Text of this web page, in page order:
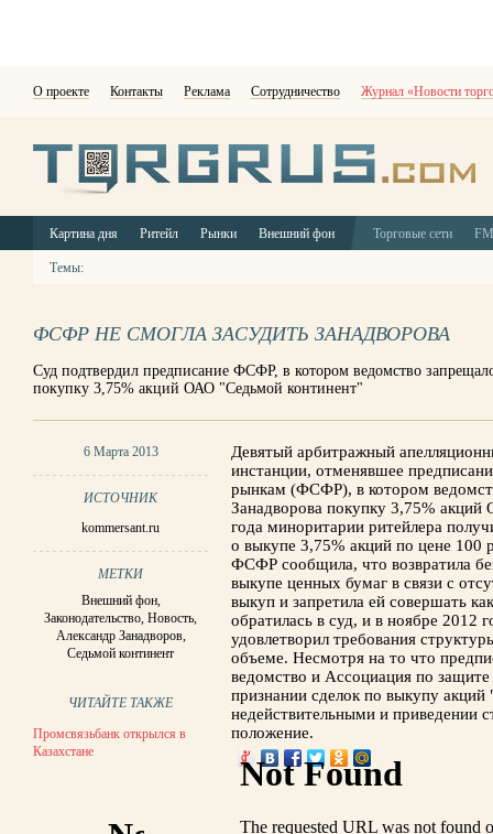
О проекте Контакты Реклама Сотрудничество Журнал «Новости
Картина дня Ритейл Рынки Внешний фон Торговые сети
Темы:
ФСФР НЕ СМОГЛА ЗАСУДИТЬ ЗАНАДВОРОВА
Суд подтвердил предписание ФСФР, в котором ведомство
покупку 3,75% акций ОАО "Седьмой континент"
6 Марта 2013
ИСТОЧНИК
kommersant.ru
МЕТКИ
Внешний фон,
Законодательство,Новость,
Александр Занадворов,
Седьмой континент
ЧИТАЙТЕ ТАКЖЕ
Промсвязьбанк открылся в
Казахстане
Девятый арбитражный
инстанции, отменявшее
рынкам (ФСФР), в котором
Занадворова покупку 3,75%
года миноритарии ритейлера
о выкупе 3,75% акций по цене
ФСФР сообщила, что возвратила
выкупе ценных бумаг в связи с
выкуп и запретила ей совершать
обратилась в суд, и в ноябре 2012
удовлетворил требования
объеме. Несмотря на то что
ведомство и Ассоциация по
признании сделок по выкупу
недействительными и приведении
положение.